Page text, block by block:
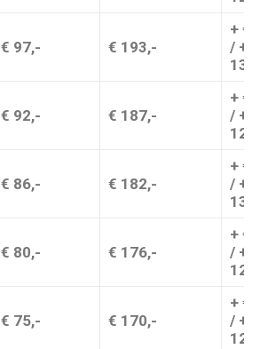
€ 97,- € 193,-
+ €
/ + €
13,-
€ 92,- € 187,-
+ €
/ + €
12,-
€ 86,- € 182,-
+ €
/ + €
13,-
€ 80,- € 176,-
+ €
/ + €
12,-
€ 75,- € 170,-
+ €
/ + €
12,-